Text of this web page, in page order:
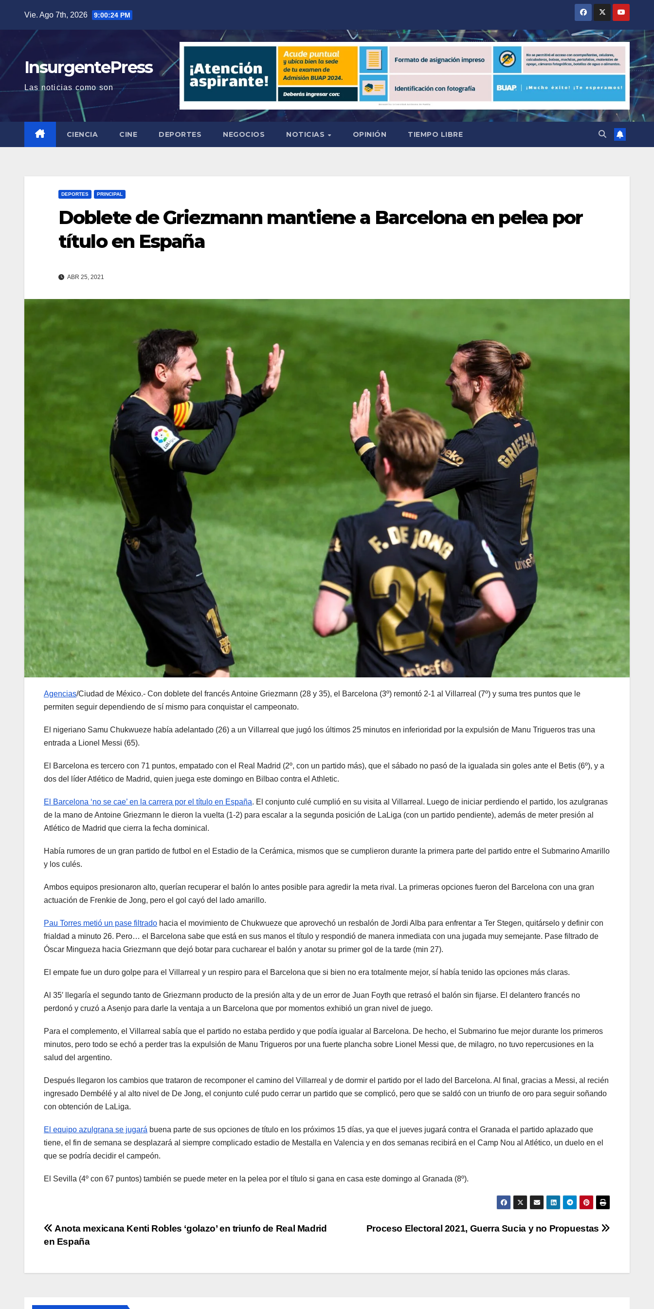
contenido
Vie. Ago 7th, 2026 9:00:25 PM
InsurgentePress
Las noticias como son
CIENCIA CINE DEPORTES NEGOCIOS NOTICIAS OPINIÓN TIEMPO LIBRE
DEPORTES PRINCIPAL
Doblete de Griezmann mantiene a Barcelona en pelea por
título en España
ABR 25, 2021
Agencias/Ciudad de México.- Con doblete del francés Antoine Griezmann (28 y 35), el Barcelona (3º) remontó 2-1 al Villarreal (7º) y suma tres puntos que le
permiten seguir dependiendo de sí mismo para conquistar el campeonato.
El nigeriano Samu Chukwueze había adelantado (26) a un Villarreal que jugó los últimos 25 minutos en inferioridad por la expulsión de Manu Trigueros tras una
entrada a Lionel Messi (65).
El Barcelona es tercero con 71 puntos, empatado con el Real Madrid (2º, con un partido más), que el sábado no pasó de la igualada sin goles ante el Betis (6º), y a
dos del líder Atlético de Madrid, quien juega este domingo en Bilbao contra el Athletic.
El Barcelona ‘no se cae’ en la carrera por el título en España. El conjunto culé cumplió en su visita al Villarreal. Luego de iniciar perdiendo el partido, los azulgranas
de la mano de Antoine Griezmann le dieron la vuelta (1-2) para escalar a la segunda posición de LaLiga (con un partido pendiente), además de meter presión al
Atlético de Madrid que cierra la fecha dominical.
Había rumores de un gran partido de futbol en el Estadio de la Cerámica, mismos que se cumplieron durante la primera parte del partido entre el Submarino Amarillo
y los culés.
Ambos equipos presionaron alto, querían recuperar el balón lo antes posible para agredir la meta rival. La primeras opciones fueron del Barcelona con una gran
actuación de Frenkie de Jong, pero el gol cayó del lado amarillo.
Pau Torres metió un pase filtrado hacia el movimiento de Chukwueze que aprovechó un resbalón de Jordi Alba para enfrentar a Ter Stegen, quitárselo y definir con
frialdad a minuto 26. Pero… el Barcelona sabe que está en sus manos el título y respondió de manera inmediata con una jugada muy semejante. Pase filtrado de
Óscar Mingueza hacia Griezmann que dejó botar para cucharear el balón y anotar su primer gol de la tarde (min 27).
El empate fue un duro golpe para el Villarreal y un respiro para el Barcelona que si bien no era totalmente mejor, sí había tenido las opciones más claras.
Al 35′ llegaría el segundo tanto de Griezmann producto de la presión alta y de un error de Juan Foyth que retrasó el balón sin fijarse. El delantero francés no
perdonó y cruzó a Asenjo para darle la ventaja a un Barcelona que por momentos exhibió un gran nivel de juego.
Para el complemento, el Villarreal sabía que el partido no estaba perdido y que podía igualar al Barcelona. De hecho, el Submarino fue mejor durante los primeros
minutos, pero todo se echó a perder tras la expulsión de Manu Trigueros por una fuerte plancha sobre Lionel Messi que, de milagro, no tuvo repercusiones en la
salud del argentino.
Después llegaron los cambios que trataron de recomponer el camino del Villarreal y de dormir el partido por el lado del Barcelona. Al final, gracias a Messi, al recién
ingresado Dembélé y al alto nivel de De Jong, el conjunto culé pudo cerrar un partido que se complicó, pero que se saldó con un triunfo de oro para seguir soñando
con obtención de LaLiga.
El equipo azulgrana se jugará buena parte de sus opciones de título en los próximos 15 días, ya que el jueves jugará contra el Granada el partido aplazado que
tiene, el fin de semana se desplazará al siempre complicado estadio de Mestalla en Valencia y en dos semanas recibirá en el Camp Nou al Atlético, un duelo en el
que se podría decidir el campeón.
El Sevilla (4º con 67 puntos) también se puede meter en la pelea por el título si gana en casa este domingo al Granada (8º).
Navegación
entradas
Proceso Electoral 2021, Guerra Sucia y no Propuestas
Anota mexicana Kenti Robles ‘golazo’ en triunfo de Real Madrid
en España